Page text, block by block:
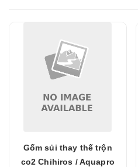
Gốm sủi thay thế trộn
co2 Chihiros / Aquapro